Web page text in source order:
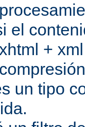
el
+
un tipo